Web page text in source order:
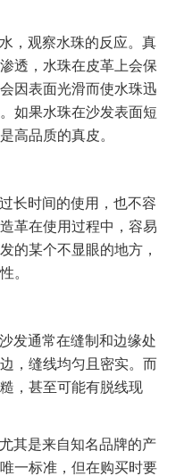
，观察水珠的反应。真
透，水珠在皮革上会保
因表面光滑而使水珠迅
如果水珠在沙发表面短
高品质的真皮。
长时间的使用，也不容
革在使用过程中，容易
的某个不显眼的地方，
。
发通常在缝制和边缘处
，缝线均匀且密实。而
，甚至可能有脱线现
其是来自知名品牌的产
一标准，但在购买时要